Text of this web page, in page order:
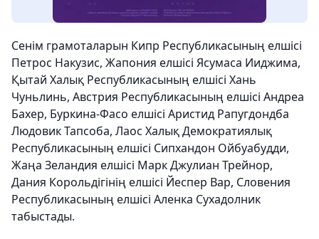
Сенім грамоталарын Кипр Республикасының елшісі
Петрос Накузис, Жапония елшісі Ясумаса Ииджима,
Қытай Халық Республикасының елшісі Хань
Чуньлинь, Австрия Республикасының елшісі Андреа
Бахер, Буркина-Фасо елшісі Аристид Рапугдондба
Людовик Тапсоба, Лаос Халық Демократиялық
Республикасының елшісі Сипхандон Ойбуабудди,
Жаңа Зеландия елшісі Марк Джулиан Трейнор,
Дания Корольдігінің елшісі Йеспер Вар, Словения
Республикасының елшісі Аленка Сухадолник
табыстады.